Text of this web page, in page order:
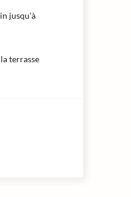
jusqu'à
terrasse